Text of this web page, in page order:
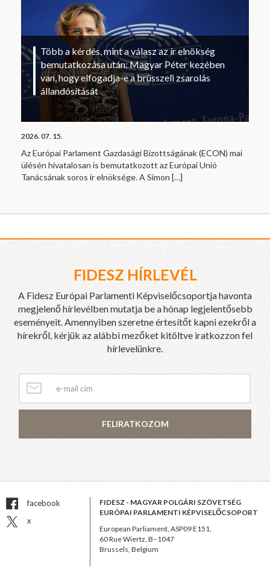
Több a kérdés, mint a válasz az ír elnökség
bemutatkozása után: Magyar Péter kezében
van, hogy elfogadja-e a brüsszeli zsarolás
állandósítását
2026. 07. 15.
Az Európai Parlament Gazdasági Bizottságának (ECON) mai
ülésén hivatalosan is bemutatkozott az Európai Unió
Tanácsának soros ír elnöksége. A Simon […]
FIDESZ HÍRLEVÉL
A Fidesz Európai Parlamenti Képviselőcsoportja havonta
megjelenő hírlevélben mutatja be a hónap legjelentősebb
eseményeit. Amennyiben szeretne értesítőt kapni ezekről a
hírekről, kérjük az alábbi mezőket kitöltve iratkozzon fel
hírlevelünkre.
FELIRATKOZOM
facebook
x
FIDESZ - MAGYAR POLGÁRI SZÖVETSÉG
EURÓPAI PARLAMENTI KÉPVISELŐCSOPORT
European Parliament, ASP09 E151,
60 Rue Wiertz, B–1047
Brussels, Belgium